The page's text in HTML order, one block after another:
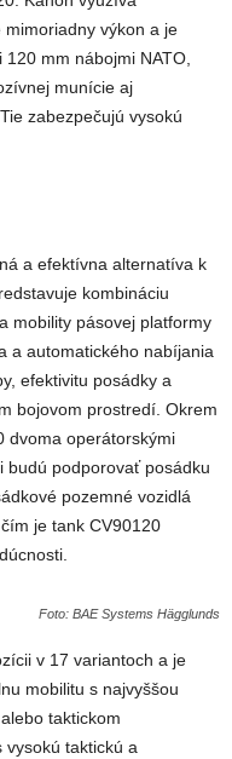
výkon a je
mm nábojmi NATO,
munície aj
zabezpečujú vysokú
a efektívna alternatíva k
kombináciu
mobility pásovej platformy
a automatického nabíjania
efektivitu posádky a
bojovom prostredí. Okrem
dvoma operátorskými
budú podporovať posádku
pozemné vozidlá
je tank CV90120
Foto: BAE Systems Hägglunds
v 17 variantoch a je
mobilitu s najvyššou
taktickom
vysokú taktickú a